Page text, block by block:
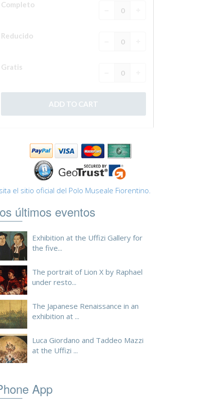
el sitio oficial del Polo Museale Fiorentino.
últimos eventos
Exhibition at the Uffizi Gallery for
the five...
The portrait of Lion X by Raphael
under resto...
The Japanese Renaissance in an
exhibition at ...
Luca Giordano and Taddeo Mazzi
at the Uffizi ...
App